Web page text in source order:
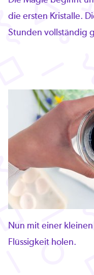
die ersten Kristalle.
Stunden vollständig
Nun mit einer
Flüssigkeit holen.